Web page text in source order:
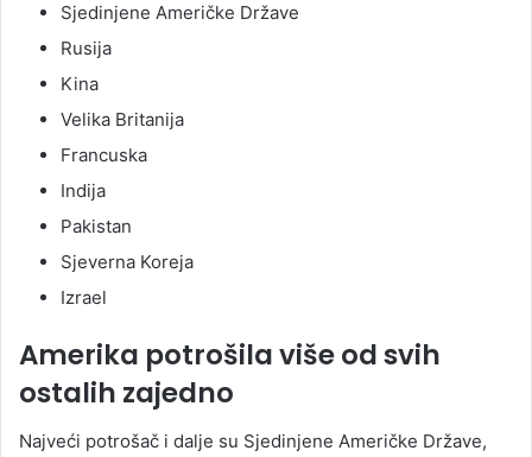
Sjedinjene Američke Države
Rusija
Kina
Velika Britanija
Francuska
Indija
Pakistan
Sjeverna Koreja
Izrael
Amerika potrošila više od svih
ostalih zajedno
Najveći potrošač i dalje su Sjedinjene Američke Države,